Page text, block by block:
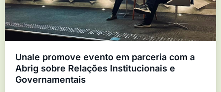
Unale promove evento em parceria com a
Abrig sobre Relações Institucionais e
Governamentais